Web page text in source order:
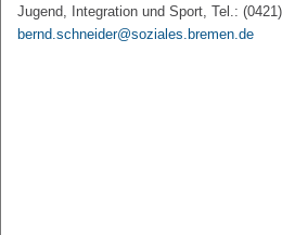
Jugend, Integration und Sport, Tel.:
bernd.schneider@soziales.bremen.de